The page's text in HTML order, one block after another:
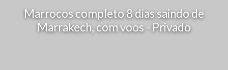
Marrocos completo 8 dias saindo de
Marrakech, com voos - Privado